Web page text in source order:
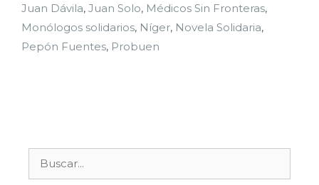
Juan Dávila, Juan Solo, Médicos Sin Fronteras,
Monólogos solidarios, Níger, Novela Solidaria,
Pepón Fuentes, Probuen